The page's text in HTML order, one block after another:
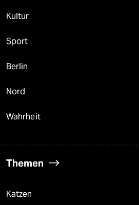
Kultur
Sport
Berlin
Nord
Wahrheit
Themen
Katzen